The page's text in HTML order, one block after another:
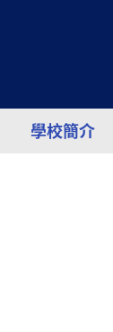
學校簡介